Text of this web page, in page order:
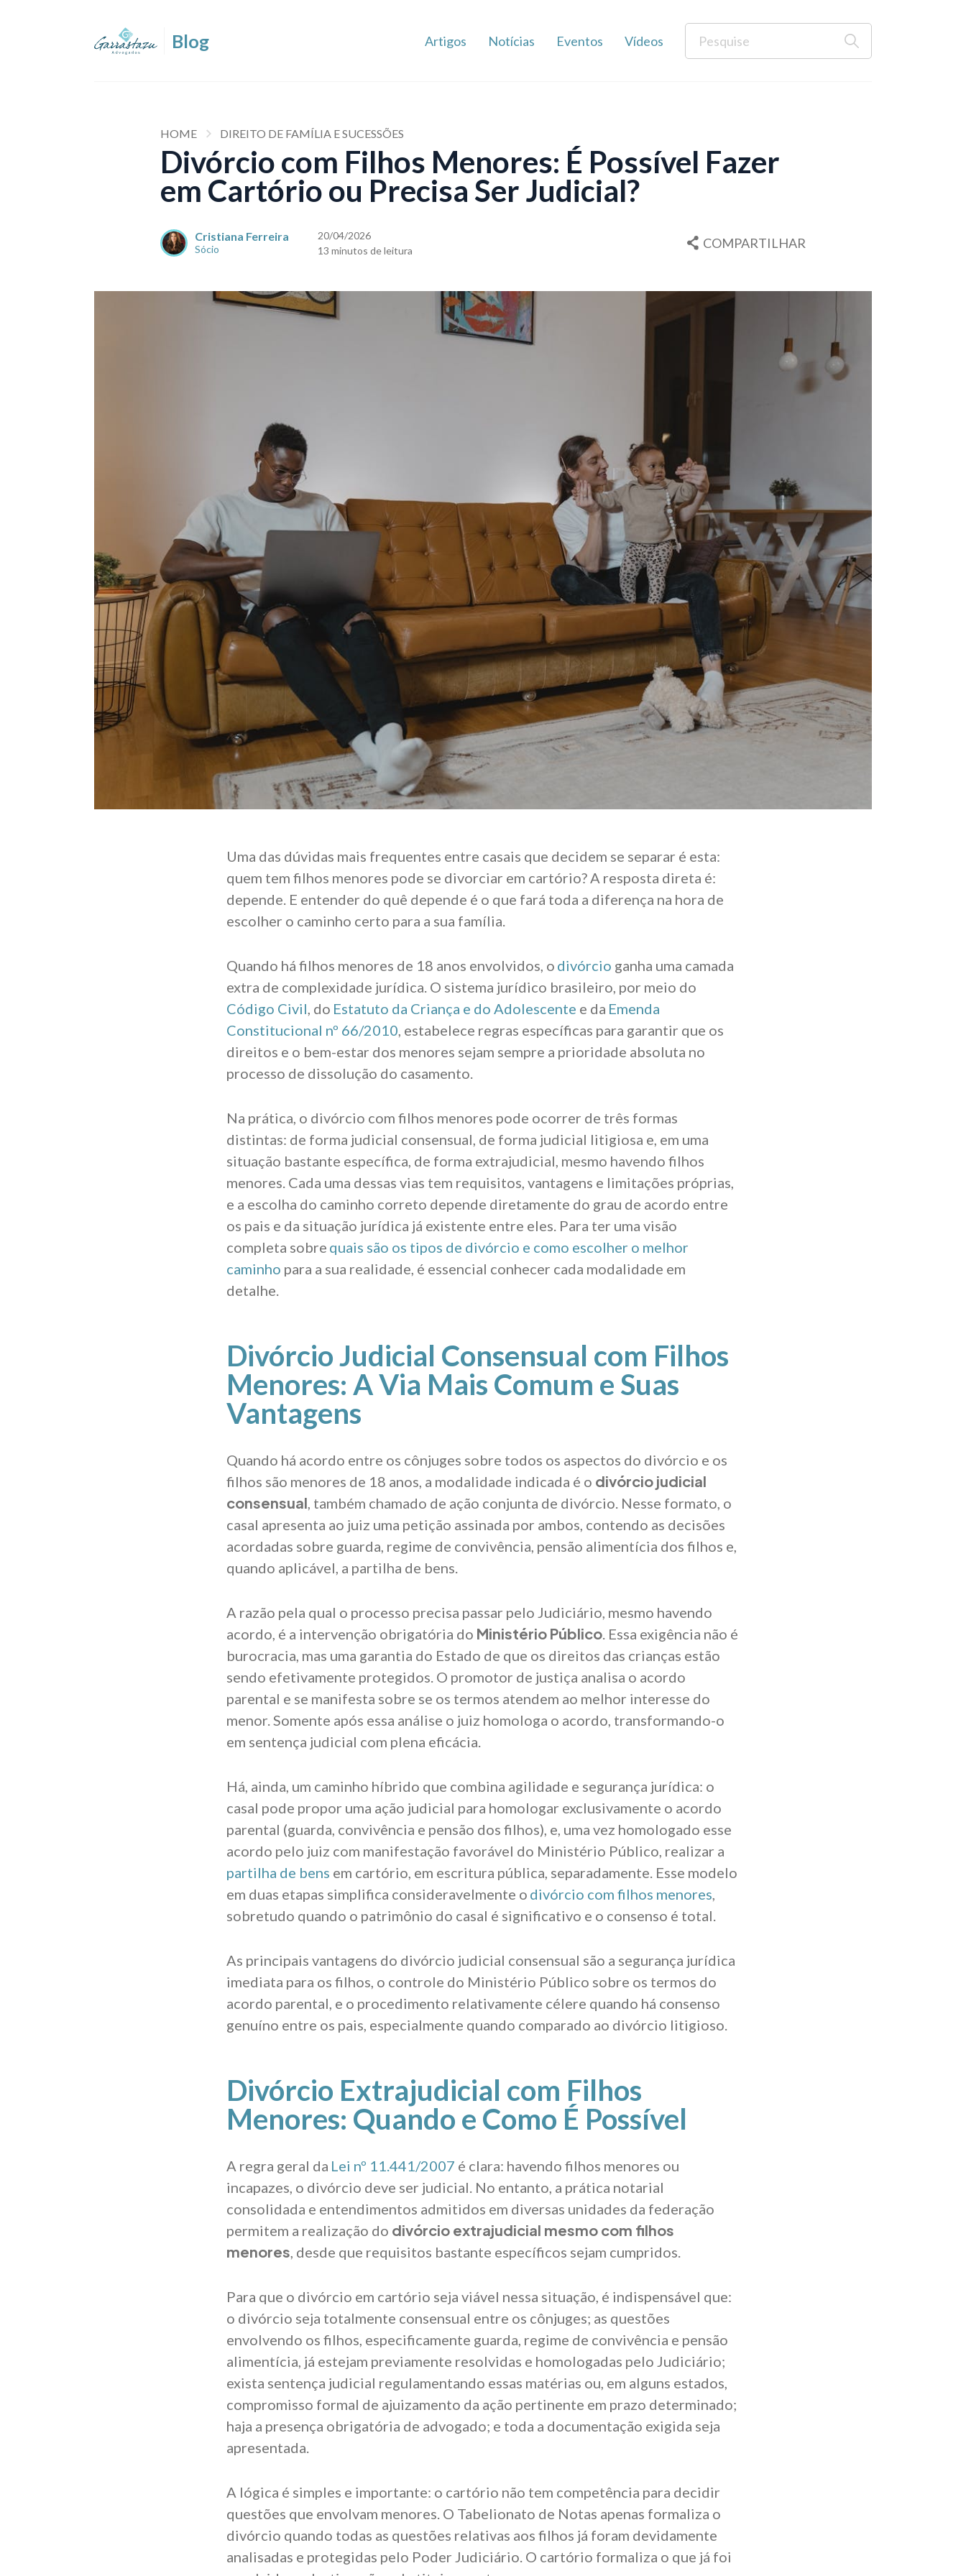
Artigos Notícias Eventos Vídeos
HOME DIREITO DE FAMÍLIA E SUCESSÕES
Divórcio com Filhos Menores: É Possível Fazer
em Cartório ou Precisa Ser Judicial?
Cristiana Ferreira
Sócio
20/04/2026
13 minutos de leitura
COMPARTILHAR
Uma das dúvidas mais frequentes entre casais que decidem se separar é esta:
quem tem filhos menores pode se divorciar em cartório? A resposta direta é:
depende. E entender do quê depende é o que fará toda a diferença na hora de
escolher o caminho certo para a sua família.
Quando há filhos menores de 18 anos envolvidos, o divórcio ganha uma camada
extra de complexidade jurídica. O sistema jurídico brasileiro, por meio do
Código Civil, do Estatuto da Criança e do Adolescente e da Emenda
Constitucional nº 66/2010, estabelece regras específicas para garantir que os
direitos e o bem-estar dos menores sejam sempre a prioridade absoluta no
processo de dissolução do casamento.
Na prática, o divórcio com filhos menores pode ocorrer de três formas
distintas: de forma judicial consensual, de forma judicial litigiosa e, em uma
situação bastante específica, de forma extrajudicial, mesmo havendo filhos
menores. Cada uma dessas vias tem requisitos, vantagens e limitações próprias,
e a escolha do caminho correto depende diretamente do grau de acordo entre
os pais e da situação jurídica já existente entre eles. Para ter uma visão
completa sobre quais são os tipos de divórcio e como escolher o melhor
caminho para a sua realidade, é essencial conhecer cada modalidade em
detalhe.
Divórcio Judicial Consensual com Filhos
Menores: A Via Mais Comum e Suas
Vantagens
Quando há acordo entre os cônjuges sobre todos os aspectos do divórcio e os
filhos são menores de 18 anos, a modalidade indicada é o divórcio judicial
consensual, também chamado de ação conjunta de divórcio. Nesse formato, o
casal apresenta ao juiz uma petição assinada por ambos, contendo as decisões
acordadas sobre guarda, regime de convivência, pensão alimentícia dos filhos e,
quando aplicável, a partilha de bens.
A razão pela qual o processo precisa passar pelo Judiciário, mesmo havendo
acordo, é a intervenção obrigatória do Ministério Público. Essa exigência não é
burocracia, mas uma garantia do Estado de que os direitos das crianças estão
sendo efetivamente protegidos. O promotor de justiça analisa o acordo
parental e se manifesta sobre se os termos atendem ao melhor interesse do
menor. Somente após essa análise o juiz homologa o acordo, transformando-o
em sentença judicial com plena eficácia.
Há, ainda, um caminho híbrido que combina agilidade e segurança jurídica: o
casal pode propor uma ação judicial para homologar exclusivamente o acordo
parental (guarda, convivência e pensão dos filhos), e, uma vez homologado esse
acordo pelo juiz com manifestação favorável do Ministério Público, realizar a
partilha de bens em cartório, em escritura pública, separadamente. Esse modelo
em duas etapas simplifica consideravelmente o divórcio com filhos menores,
sobretudo quando o patrimônio do casal é significativo e o consenso é total.
As principais vantagens do divórcio judicial consensual são a segurança jurídica
imediata para os filhos, o controle do Ministério Público sobre os termos do
acordo parental, e o procedimento relativamente célere quando há consenso
genuíno entre os pais, especialmente quando comparado ao divórcio litigioso.
Divórcio Extrajudicial com Filhos
Menores: Quando e Como É Possível
A regra geral da Lei nº 11.441/2007 é clara: havendo filhos menores ou
incapazes, o divórcio deve ser judicial. No entanto, a prática notarial
consolidada e entendimentos admitidos em diversas unidades da federação
permitem a realização do divórcio extrajudicial mesmo com filhos
menores, desde que requisitos bastante específicos sejam cumpridos.
Para que o divórcio em cartório seja viável nessa situação, é indispensável que:
o divórcio seja totalmente consensual entre os cônjuges; as questões
envolvendo os filhos, especificamente guarda, regime de convivência e pensão
alimentícia, já estejam previamente resolvidas e homologadas pelo Judiciário;
exista sentença judicial regulamentando essas matérias ou, em alguns estados,
compromisso formal de ajuizamento da ação pertinente em prazo determinado;
haja a presença obrigatória de advogado; e toda a documentação exigida seja
apresentada.
A lógica é simples e importante: o cartório não tem competência para decidir
questões que envolvam menores. O Tabelionato de Notas apenas formaliza o
divórcio quando todas as questões relativas aos filhos já foram devidamente
analisadas e protegidas pelo Poder Judiciário. O cartório formaliza o que já foi